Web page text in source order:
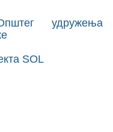
удружења
SOL